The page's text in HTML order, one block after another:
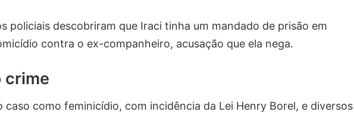
policiais descobriram que Iraci tinha um mandado de prisão em
contra o ex-companheiro, acusação que ela nega.
crime
caso como feminicídio, com incidência da Lei Henry Borel, e diversos